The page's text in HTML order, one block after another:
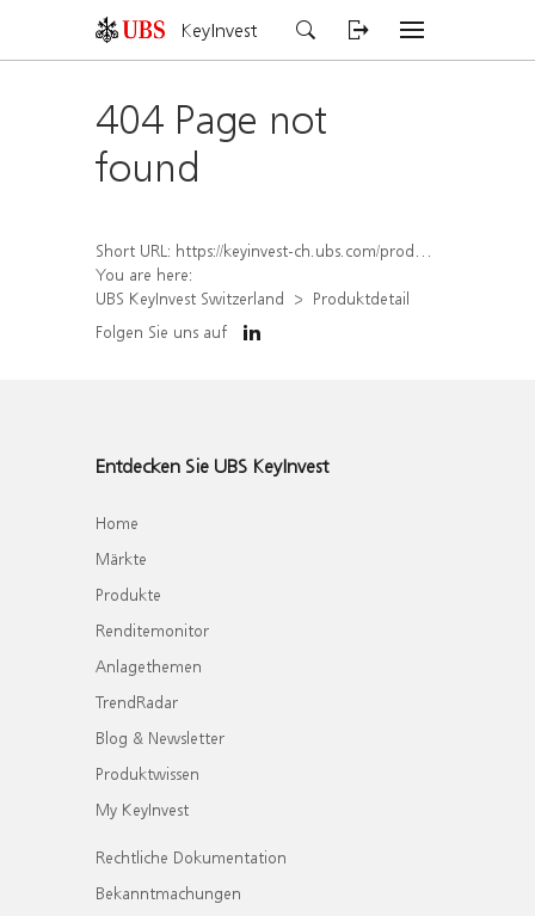
KeyInvest
404 Page not
found
Short URL: https://keyinvest-ch.ubs.com/produkt/detail/index/isin/CH1570350822
You are here:
UBS KeyInvest Switzerland
Produktdetail
Folgen Sie uns auf
Entdecken Sie UBS KeyInvest
Home
Märkte
Produkte
Renditemonitor
Anlagethemen
TrendRadar
Blog & Newsletter
Produktwissen
My KeyInvest
Rechtliche Dokumentation
Bekanntmachungen